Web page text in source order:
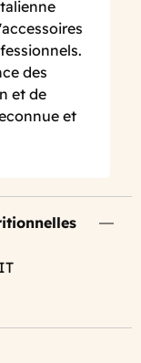
des
et de
et